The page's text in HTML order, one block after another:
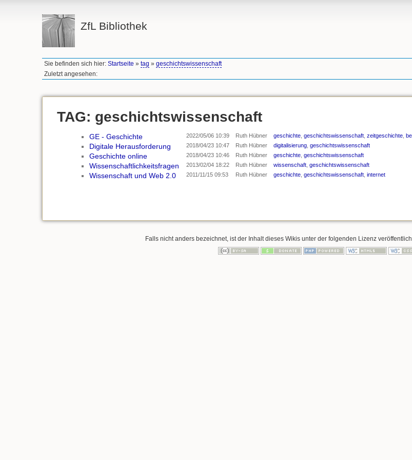
ZfL Bibliothek
Sie befinden sich hier:Startseite »tag »geschichtswissenschaft
Zuletzt angesehen:
TAG: geschichtswissenschaft
GE - Geschichte 2022/05/06 10:39 Ruth Hübner geschichte geschichtswissenschaft zeitgeschichte
Digitale Herausforderung 2018/04/23 10:47 Ruth Hübner digitalisierung geschichtswissenschaft
Geschichte online 2018/04/23 10:46 Ruth Hübner geschichte geschichtswissenschaft
Wissenschaftlichkeitsfragen 2013/02/04 18:22 Ruth Hübner wissenschaft geschichtswissenschaft
Wissenschaft und Web 2.0 2011/11/15 09:53 Ruth Hübner geschichte geschichtswissenschaft internet
Falls nicht anders bezeichnet, ist der Inhalt dieses Wikis unter der folgenden Lizenz